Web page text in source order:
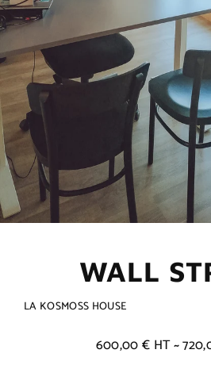
WALL
LA KOSMOSS HOUSE
Prix
600,00 € HT ~